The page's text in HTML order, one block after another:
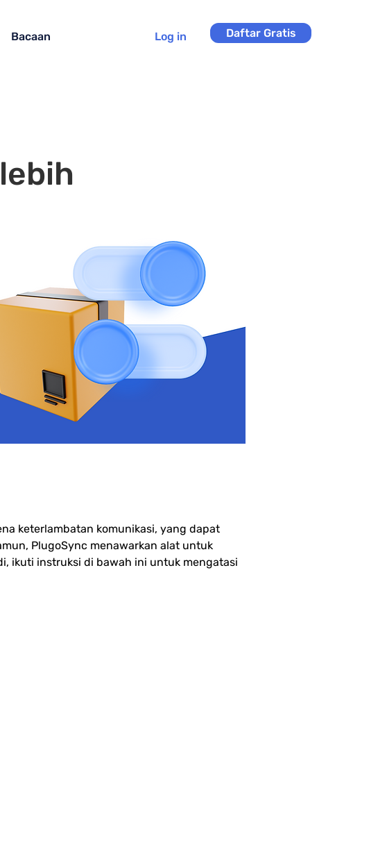
Bacaan Log in Daftar Gratis
keterlambatan komunikasi, yang dapat
PlugoSync menawarkan alat untuk
ikuti instruksi di bawah ini untuk mengatasi